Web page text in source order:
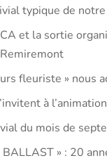
typique de
et la sortie
fleuriste » nous
à l’animation
du mois de
BALLAST » : 20